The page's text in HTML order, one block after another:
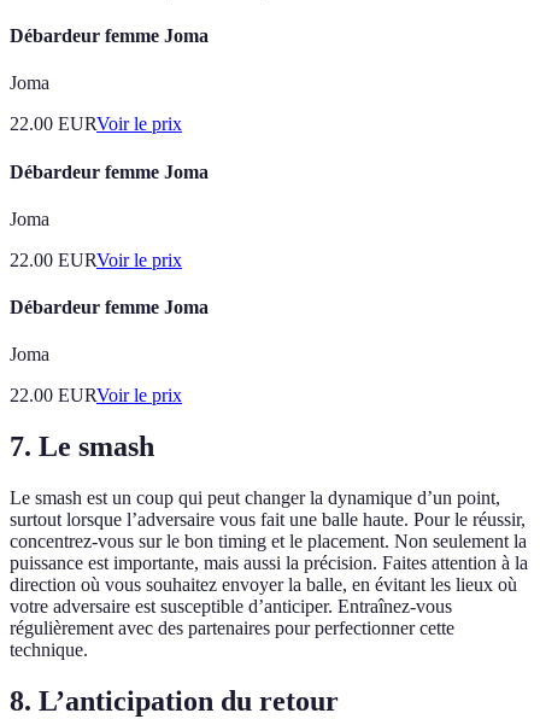
Débardeur femme Joma
Joma
22.00 EURVoir le prix
Débardeur femme Joma
Joma
22.00 EURVoir le prix
Débardeur femme Joma
Joma
22.00 EURVoir le prix
7. Le smash
Le smash est un coup qui peut changer la dynamique d’un point,
surtout lorsque l’adversaire vous fait une balle haute. Pour le réussir,
concentrez-vous sur le bon timing et le placement. Non seulement la
puissance est importante, mais aussi la précision. Faites attention à la
direction où vous souhaitez envoyer la balle, en évitant les lieux où
votre adversaire est susceptible d’anticiper. Entraînez-vous
régulièrement avec des partenaires pour perfectionner cette
technique.
8. L’anticipation du retour